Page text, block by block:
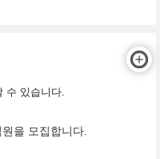
수 있습니다.
을 모집합니다.